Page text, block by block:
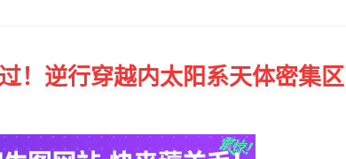
！逆行穿越内太阳系天体密集区